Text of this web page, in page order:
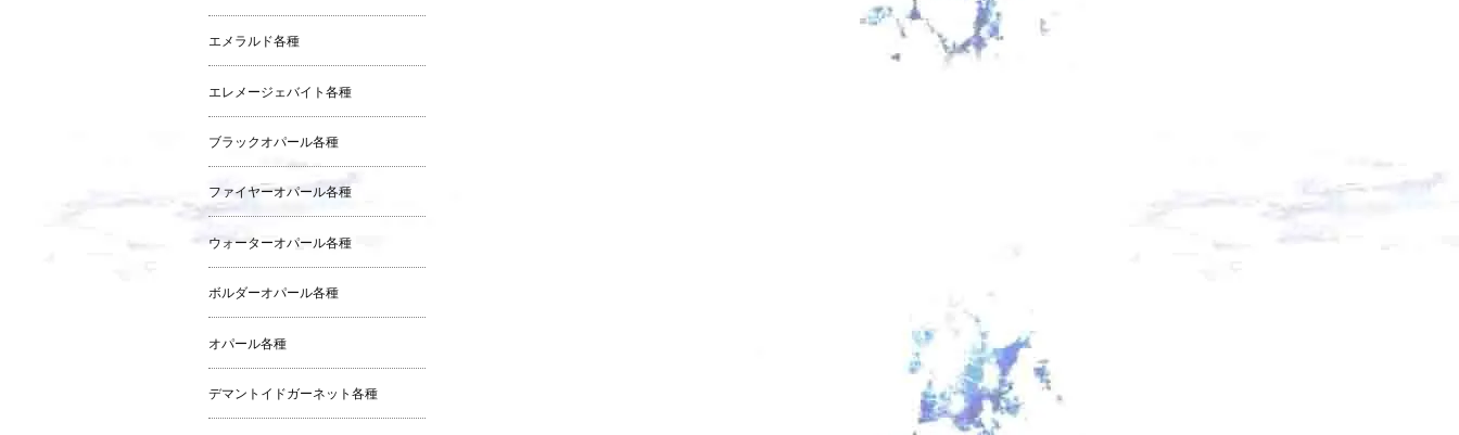
エメラルド各種
エレメージェバイト各種
ブラックオパール各種
ファイヤーオパール各種
ウォーターオパール各種
ボルダーオパール各種
オパール各種
デマントイドガーネット各種